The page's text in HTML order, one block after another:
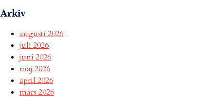
Arkiv
augusti 2026
juli 2026
juni 2026
maj 2026
april 2026
mars 2026